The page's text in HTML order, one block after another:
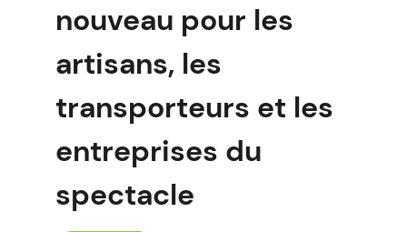
nouveau pour les
artisans, les
transporteurs et les
entreprises du
spectacle